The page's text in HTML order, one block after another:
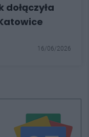
dołączyła
16/06/2026